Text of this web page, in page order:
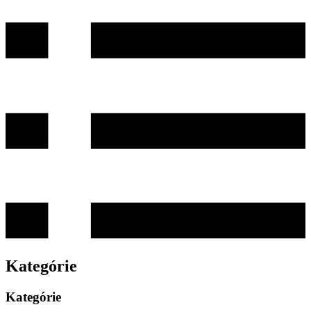
Kategórie
Kategórie